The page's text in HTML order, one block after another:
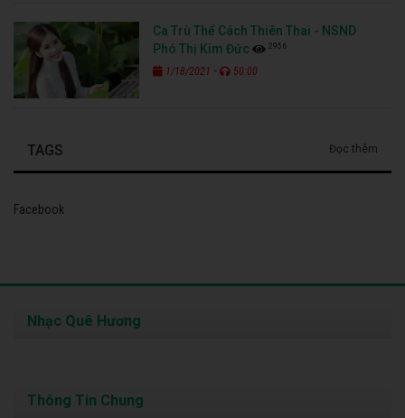
Ca Trù Thể Cách Thiên Thai - NSND
Phó Thị Kim Đức
2956
1/18/2021 - 50:00
TAGS Đọc thêm
Facebook
Nhạc Quê Hương
Thông Tin Chung